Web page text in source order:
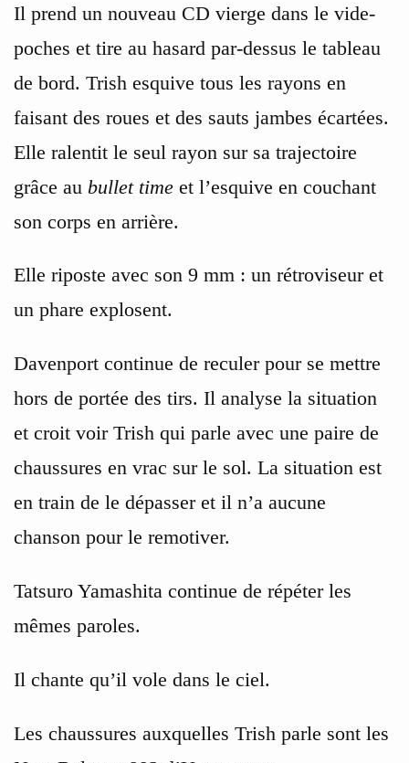
Il prend un nouveau CD vierge dans le vide-
poches et tire au hasard par-dessus le tableau
de bord. Trish esquive tous les rayons en
faisant des roues et des sauts jambes écartées.
Elle ralentit le seul rayon sur sa trajectoire
grâce au bullet time et l’esquive en couchant
son corps en arrière.
Elle riposte avec son 9 mm : un rétroviseur et
un phare explosent.
Davenport continue de reculer pour se mettre
hors de portée des tirs. Il analyse la situation
et croit voir Trish qui parle avec une paire de
chaussures en vrac sur le sol. La situation est
en train de le dépasser et il n’a aucune
chanson pour le remotiver.
Tatsuro Yamashita continue de répéter les
mêmes paroles.
Il chante qu’il vole dans le ciel.
Les chaussures auxquelles Trish parle sont les